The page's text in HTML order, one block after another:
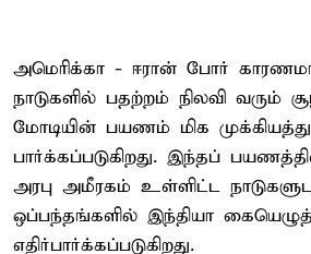
அமெரிக்கா - ஈரான் போர்
நாடுகளில் பதற்றம் நிலவி வரும்
மோடியின் பயணம் மிக
பார்க்கப்படுகிறது. இந்தப்
அரபு அமீரகம் உள்ளிட்ட
ஒப்பந்தங்களில் இந்தியா
எதிர்பார்க்கப்படுகிறது.